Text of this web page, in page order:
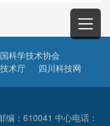
科学技术协会
术厅 四川科技网
编：610041 中心电话：